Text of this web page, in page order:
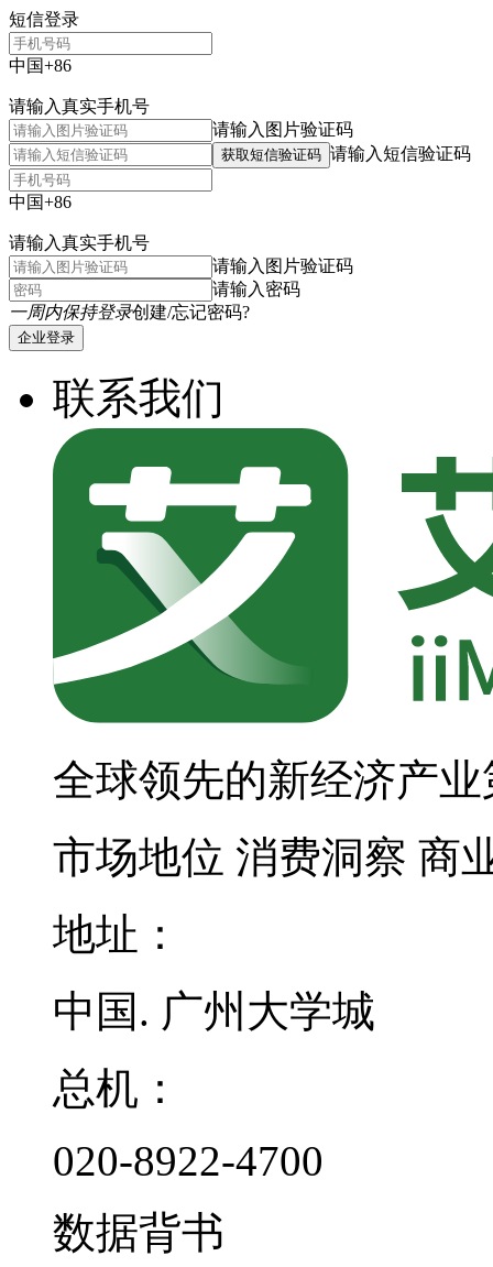
短信登录
中国+86
请输入真实手机号
请输入图片验证码
获取短信验证码 请输入短信验证码
中国+86
请输入真实手机号
请输入图片验证码
请输入密码
一周内保持登录创建/忘记密码?
企业登录
联系我们
全球领先的新经济产
市场地位 消费洞察 商
地址：
中国. 广州大学城
总机：
020-8922-4700
数据背书